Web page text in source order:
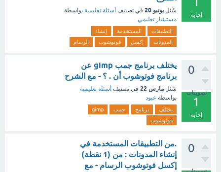
إجابة
سُئل يونيو 20 في تصنيف أسئلة تعليمية بواسطة
مستشار تعليمي
التطبيقات المستخدمة
إنشاء
المدونات
إكسل فوتوشوب الرسام
0
تصويتات
1
إجابة
يختلف برنامج جمب gimp عن
برنامج فوتوشوب أن . ؟ - مع الشرح
سُئل مارس 22 في تصنيف أسئلة تعليمية
بواسطة عبود
يختلف برنامج جمب
gimp
فوتوشوب
0
.من التطبيقات المستخدمة في
إنشاء المدونات : من (1 نقطة)
إكسل فوتوشوب الرسام - مع